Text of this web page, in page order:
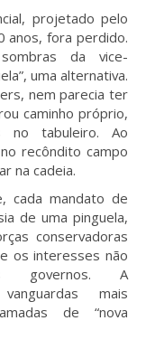
projetado pelo
anos, fora perdido.
da vice-
uma alternativa.
nem parecia ter
caminho próprio,
no tabuleiro. Ao
recôndito campo
na cadeia.
cada mandato de
de uma pinguela,
conservadoras
os interesses não
governos. A
mais
de “nova